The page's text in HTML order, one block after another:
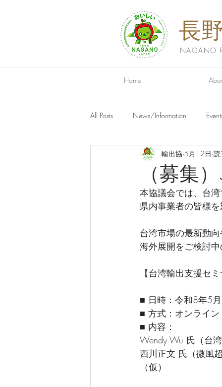
長
NAGANO
Home
All Posts News/Information
（募集
輸出協 5月12日
本協議会では、台
県内事業者の皆様
台湾市場の最新動
海外展開をご検討
【台湾輸出支援セ
■ 日時：令和8年5
■ 方式：オンライ
■ 内容：
Wendy Wu 氏（台
西川正文 氏（微風
（仮）